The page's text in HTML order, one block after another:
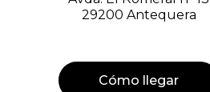
29200 Antequera
Cómo llegar